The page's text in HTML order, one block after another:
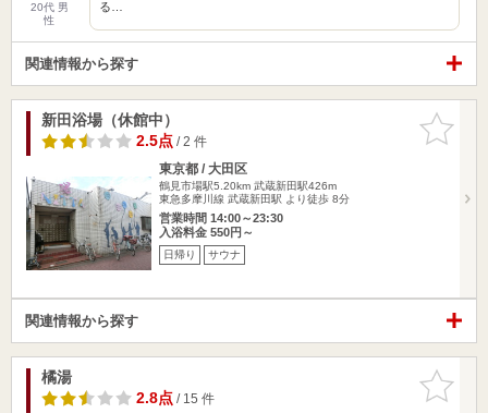
20代 男
性
る…
関連情報から探す
お気に入
りに追加
新田浴場（休館中）
2.5点/ 2 件
東京都 / 大田区
鶴見市場駅5.20km 武蔵新田駅426m
東急多摩川線 武蔵新田駅 より徒歩 8分
営業時間 14:00～23:30
入浴料金 550円～
日帰り サウナ
関連情報から探す
お気に入
りに追加
橘湯
2.8点/ 15 件